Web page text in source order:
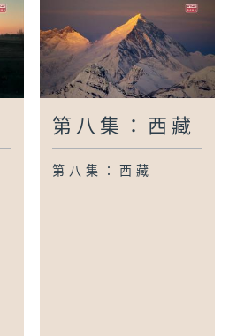
第八集：西藏
第八集：西藏